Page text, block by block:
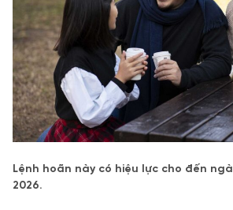
Lệnh hoãn này có hiệu lực cho đến
2026.